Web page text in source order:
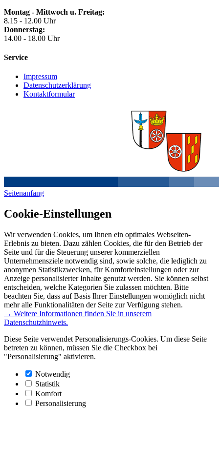
Montag - Mittwoch u. Freitag:
8.15 - 12.00 Uhr
Donnerstag:
14.00 - 18.00 Uhr
Service
Impressum
Datenschutzerklärung
Kontaktformular
Seitenanfang
Cookie-Einstellungen
Wir verwenden Cookies, um Ihnen ein optimales Webseiten-
Erlebnis zu bieten. Dazu zählen Cookies, die für den Betrieb der
Seite und für die Steuerung unserer kommerziellen
Unternehmensziele notwendig sind, sowie solche, die lediglich zu
anonymen Statistikzwecken, für Komforteinstellungen oder zur
Anzeige personalisierter Inhalte genutzt werden. Sie können selbst
entscheiden, welche Kategorien Sie zulassen möchten. Bitte
beachten Sie, dass auf Basis Ihrer Einstellungen womöglich nicht
mehr alle Funktionalitäten der Seite zur Verfügung stehen.
→ Weitere Informationen finden Sie in unserem
Datenschutzhinweis.
Diese Seite verwendet Personalisierungs-Cookies. Um diese Seite
betreten zu können, müssen Sie die Checkbox bei
"Personalisierung" aktivieren.
Notwendig
Statistik
Komfort
Personalisierung